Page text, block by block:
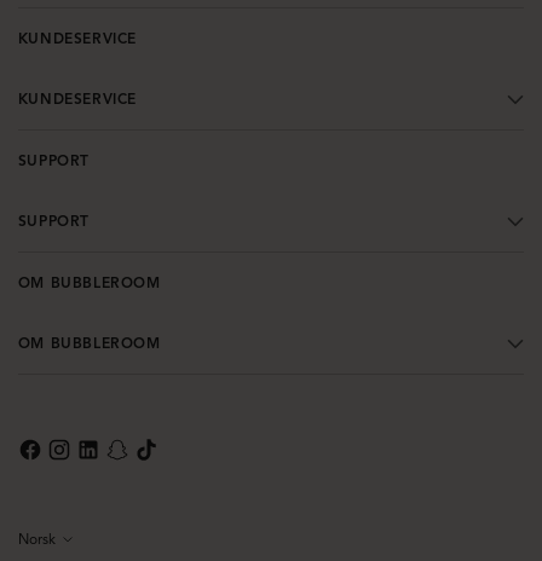
KUNDESERVICE
KUNDESERVICE
SUPPORT
SUPPORT
OM BUBBLEROOM
OM BUBBLEROOM
Språk
Norsk